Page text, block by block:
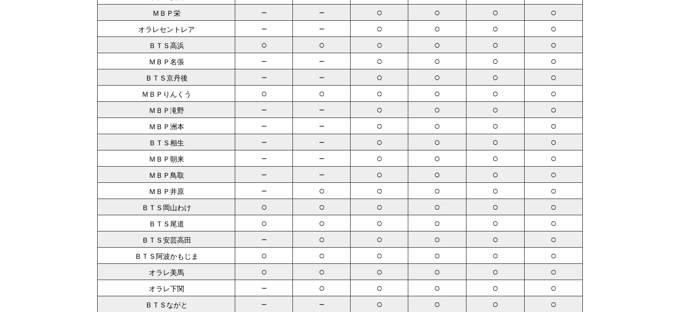
ＭＢＰ栄 － － ○ ○ ○ ○
オラレセントレア － － ○ ○ ○ ○
ＢＴＳ高浜 ○ ○ ○ ○ ○ ○
ＭＢＰ名張 － － ○ ○ ○ ○
ＢＴＳ京丹後 － － ○ ○ ○ ○
ＭＢＰりんくう ○ ○ ○ ○ ○ ○
ＭＢＰ滝野 － － ○ ○ ○ ○
ＭＢＰ洲本 － － ○ ○ ○ ○
ＢＴＳ相生 － － ○ ○ ○ ○
ＭＢＰ朝来 － － ○ ○ ○ ○
ＭＢＰ鳥取 － － ○ ○ ○ ○
ＭＢＰ井原 － ○ ○ ○ ○ ○
ＢＴＳ岡山わけ ○ ○ ○ ○ ○ ○
ＢＴＳ尾道 ○ ○ ○ ○ ○ ○
ＢＴＳ安芸高田 － ○ ○ ○ ○ ○
ＢＴＳ阿波かもじま ○ ○ ○ ○ ○ ○
オラレ美馬 ○ ○ ○ ○ ○ ○
オラレ下関 － ○ ○ ○ ○ ○
ＢＴＳながと － － ○ ○ ○ ○